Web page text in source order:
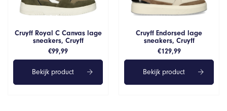
Cruyff Royal C Canvas lage
sneakers, Cruyff
€99,99
Bekijk product
Cruyff Endorsed lage
sneakers, Cruyff
€129,99
Bekijk product